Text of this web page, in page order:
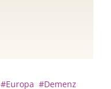
#Europa #Demenz